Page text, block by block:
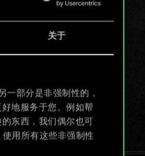
关于
一部分是非强制性的，
地服务于您。例如帮
东西，我们偶尔也可
用所有这些非强制性